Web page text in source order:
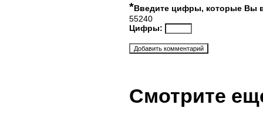
*Введите цифры, которые Вы
55240
Цифры:
Смотрите